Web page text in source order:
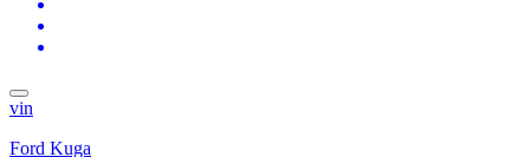
vin
Ford Kuga